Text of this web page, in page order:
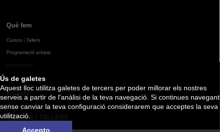
Ús de galetes
Aquest lloc utilitza galetes de tercers per poder millorar els nostres
serveis a partir de l'anàlisi de la teva navegació. Si continues navegant
sense canviar la teva configuració considerarem que acceptes la seva
utilització.
Accepto
Què fem
Cursos i Tallers
Programació pròpia
Agenda
CURSOS I TALLERS